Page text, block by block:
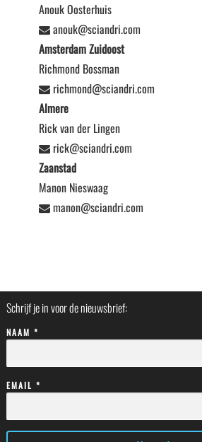
Anouk Oosterhuis
anouk@sciandri.com
Amsterdam Zuidoost
Richmond Bossman
richmond@sciandri.com
Almere
Rick van der Lingen
rick@sciandri.com
Zaanstad
Manon Nieswaag
manon@sciandri.com
Schrijf je in voor de nieuwsbrief:
NAAM *
EMAIL *